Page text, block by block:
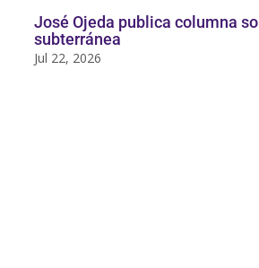
José Ojeda publica columna
subterránea
Jul 22, 2026